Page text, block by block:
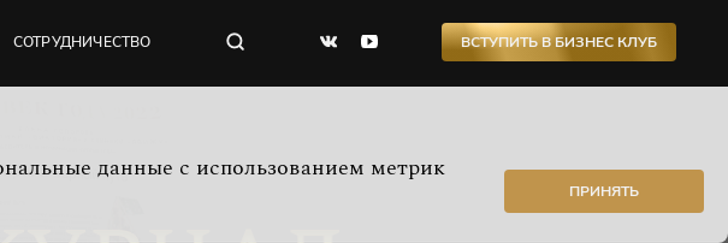
СОТРУДНИЧЕСТВО ВСТУПИТЬ В БИЗНЕС КЛУБ
данные с использованием метрик
ПРИНЯТЬ